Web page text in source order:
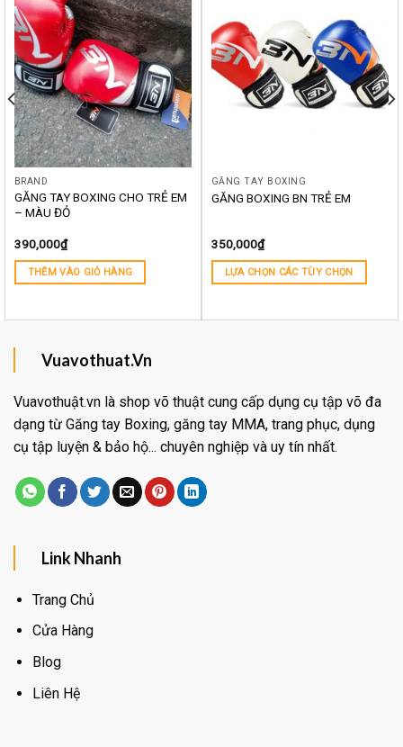
thích
BRAND
GĂNG TAY BOXING CHO TRẺ EM
– MÀU ĐỎ
390,000₫
THÊM VÀO GIỎ HÀNG
GĂNG TAY BOXING
GĂNG BOXING BN TRẺ EM
350,000₫
LỰA CHỌN CÁC TÙY CHỌN
Vuavothuat.Vn
Vuavothuật.vn là shop võ thuật cung cấp dụng cụ tập võ đa
dạng từ Găng tay Boxing, găng tay MMA, trang phục, dụng
cụ tập luyện & bảo hộ... chuyên nghiệp và uy tín nhất.
Link Nhanh
Trang Chủ
Cửa Hàng
Blog
Liên Hệ